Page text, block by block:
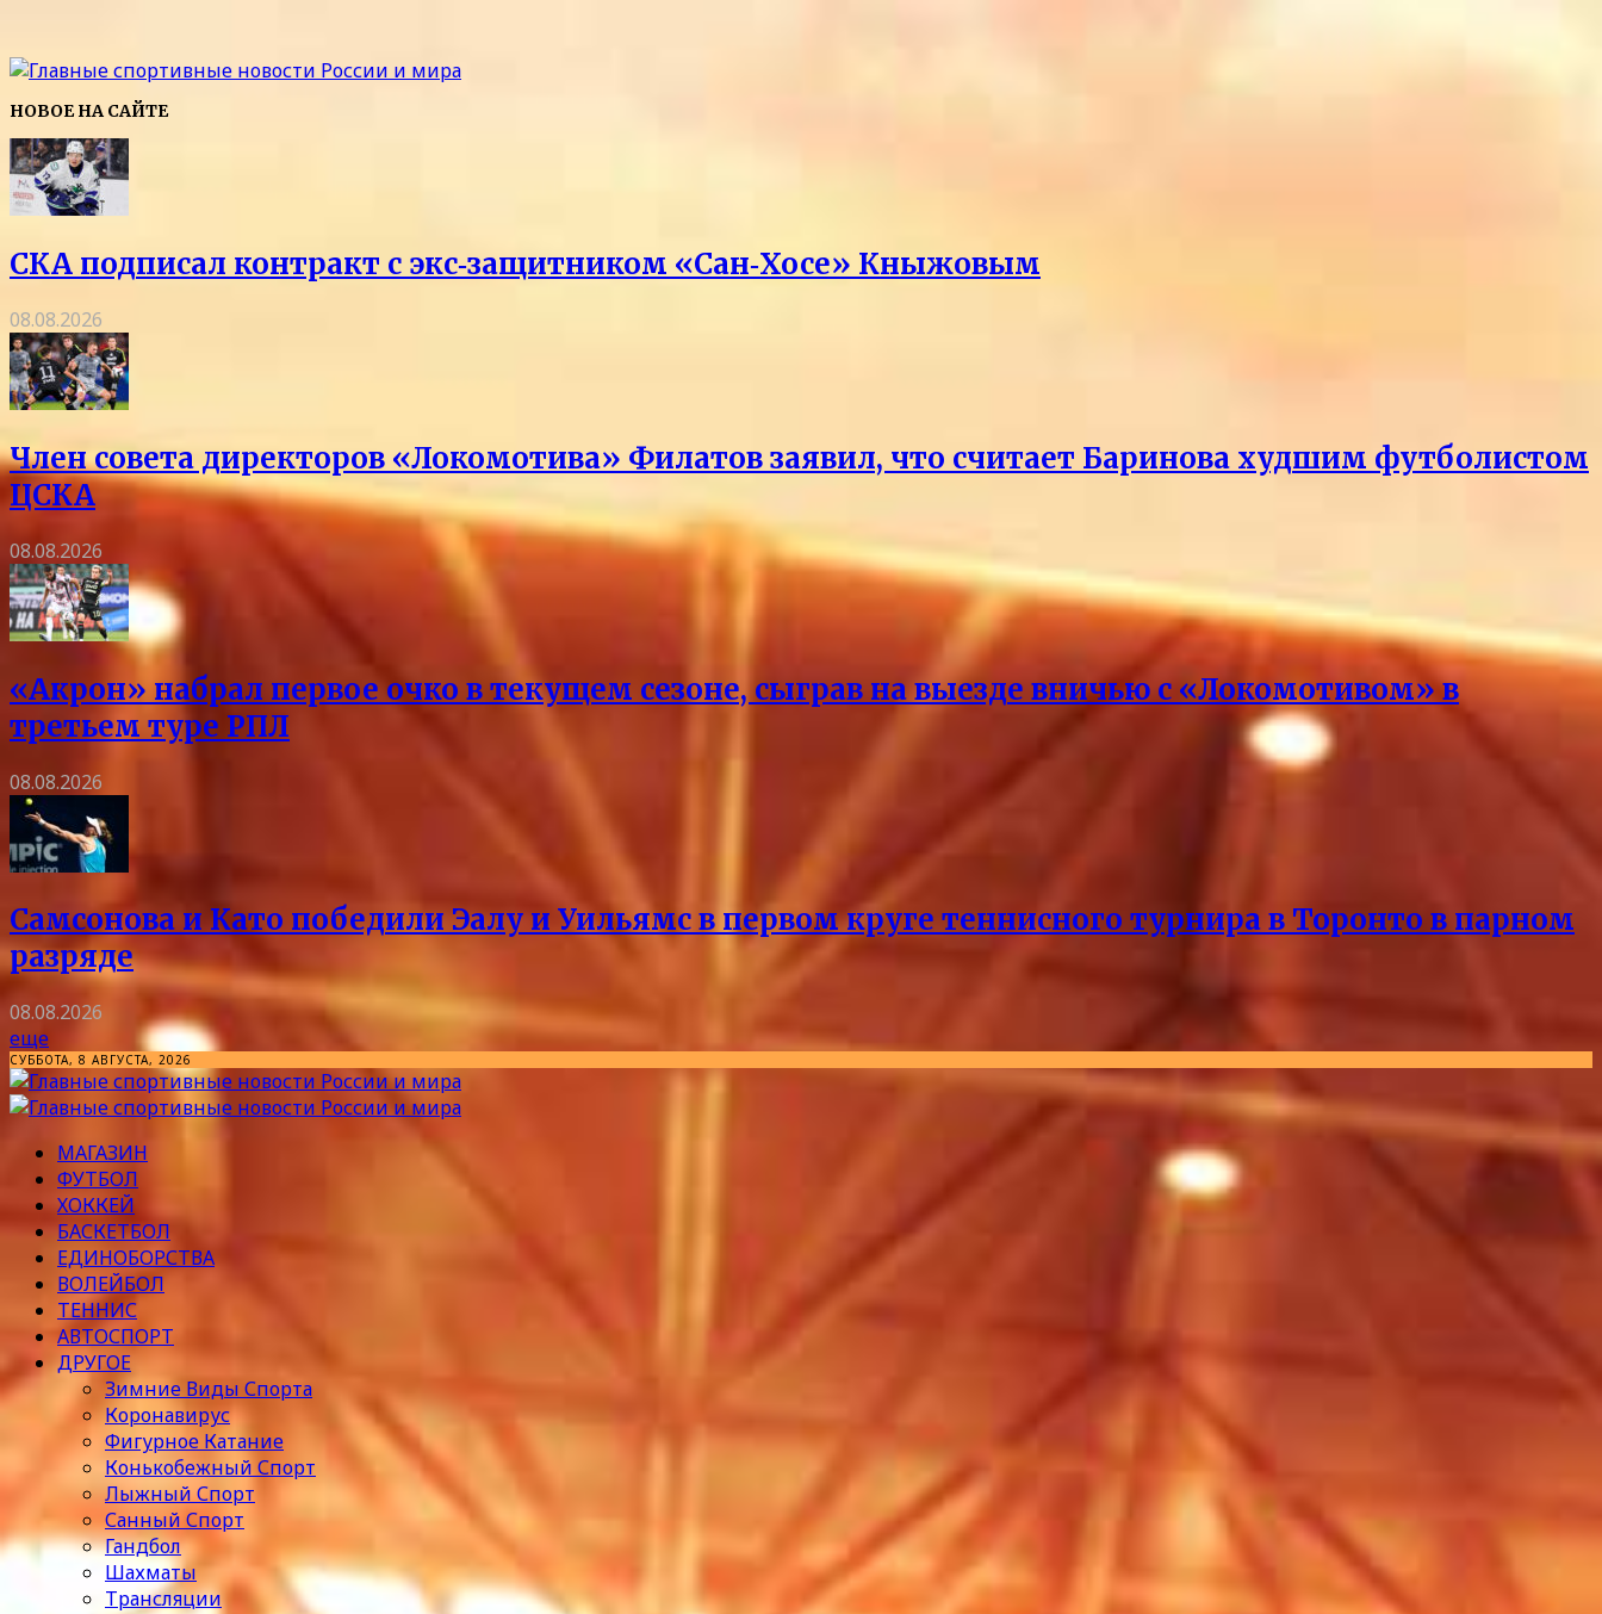
НОВОЕ НА САЙТЕ
СКА подписал контракт с экс‑защитником «Сан‑Хосе» Кныжовым
08.08.2026
Член совета директоров «Локомотива» Филатов заявил, что считает Баринова худшим футболистом
ЦСКА
08.08.2026
«Акрон» набрал первое очко в текущем сезоне, сыграв на выезде вничью с «Локомотивом» в
третьем туре РПЛ
08.08.2026
Самсонова и Като победили Эалу и Уильямс в первом круге теннисного турнира в Торонто в парном
разряде
08.08.2026
еще
СУББОТА, 8 АВГУСТА, 2026
МАГАЗИН
ФУТБОЛ
ХОККЕЙ
БАСКЕТБОЛ
ЕДИНОБОРСТВА
ВОЛЕЙБОЛ
ТЕННИС
АВТОСПОРТ
ДРУГОЕ
Зимние Виды Спорта
Коронавирус
Фигурное Катание
Конькобежный Спорт
Лыжный Спорт
Санный Спорт
Гандбол
Шахматы
Трансляции